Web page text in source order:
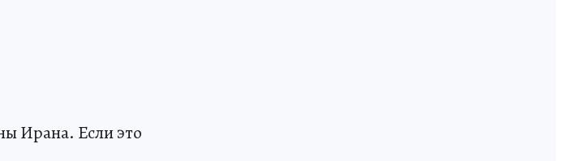
Ирана. Если это